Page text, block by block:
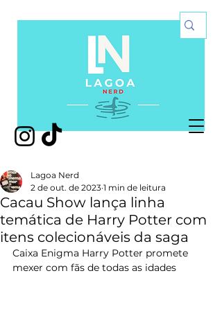
Cacau Show lança linha
temática de Harry Potter com
itens colecionáveis da saga
Lagoa Nerd
2 de out. de 2023 1 min de leitura
Caixa Enigma Harry Potter promete
mexer com fãs de todas as idades